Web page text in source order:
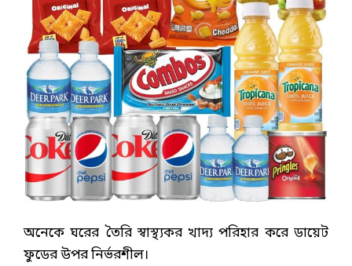
অনেকে ঘরের তৈরি স্বাস্থ্যকর খাদ্য পরিহার করে ডায়েট
ফুডের উপর নির্ভরশীল।